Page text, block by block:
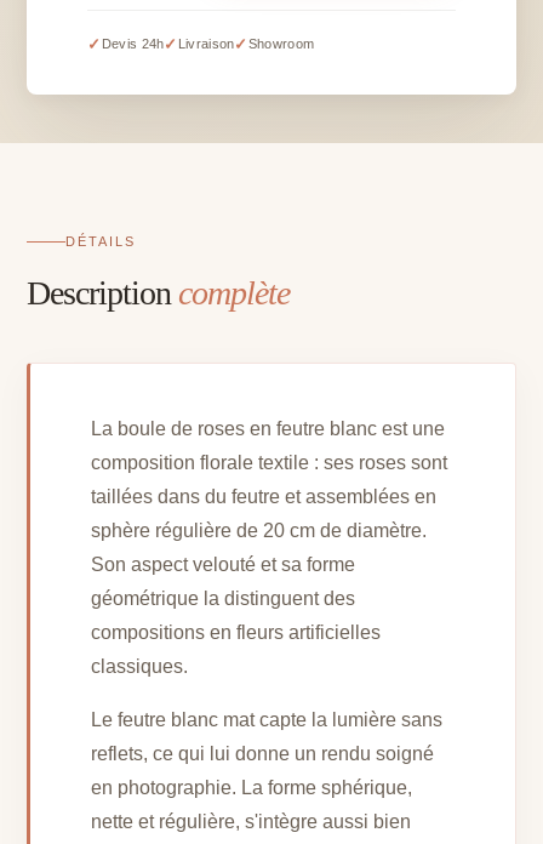
roses
feutre
cm
✓ Devis 24h✓ Livraison✓ Showroom
DÉTAILS
Description complète
La boule de roses en feutre blanc est une
composition florale textile : ses roses sont
taillées dans du feutre et assemblées en
sphère régulière de 20 cm de diamètre.
Son aspect velouté et sa forme
géométrique la distinguent des
compositions en fleurs artificielles
classiques.
Le feutre blanc mat capte la lumière sans
reflets, ce qui lui donne un rendu soigné
en photographie. La forme sphérique,
nette et régulière, s'intègre aussi bien